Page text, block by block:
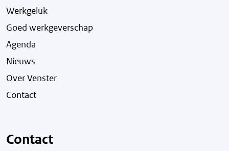
Werkgeluk
Goed werkgeverschap
Agenda
Nieuws
Over Venster
Contact
Contact